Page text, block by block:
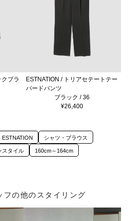
ブラ
ESTNATION / トリアセテートテー
パードパンツ
ブラック / 36
¥26,400
ESTNATION シャツ・ブラウス
スタイル 160cm～164cm
フの他のスタイリング